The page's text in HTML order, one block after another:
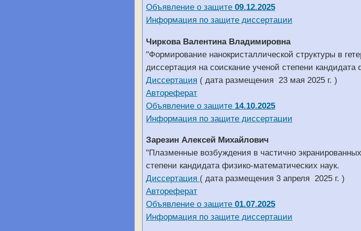
Объявление о защите 09.12.2025
Информация по защите диссертации
Чиркова Валентина Владимировна
"Формирование нанокристаллической структуры в
диссертация на соискание ученой степени
Диссертация ( дата размещения 23 мая 2025 г. )
Автореферат
Объявление о защите 14.10.2025
Информация по защите диссертации
Зарезин Алексей Михайлович
"Плазменные возбуждения в частично
степени кандидата физико-математических наук.
Диссертация ( дата размещения 3 апреля 2025 г. )
Автореферат
Объявление о защите 01.07.2025
Информация по защите диссертации